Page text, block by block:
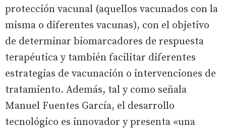
protección vacunal (aquellos vacunados con la
misma o diferentes vacunas), con el objetivo
de determinar biomarcadores de respuesta
terapéutica y también facilitar diferentes
estrategias de vacunación o intervenciones de
tratamiento. Además, tal y como señala
Manuel Fuentes García, el desarrollo
tecnológico es innovador y presenta «una